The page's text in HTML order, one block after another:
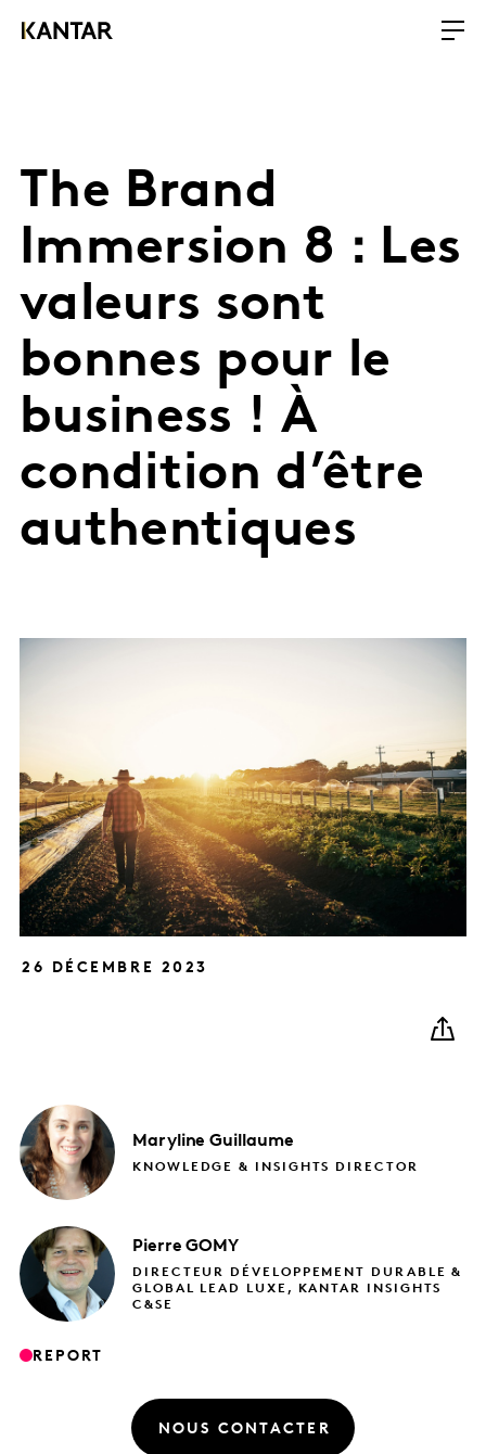
The Brand
Immersion 8 : Les
valeurs sont
bonnes pour le
business ! À
condition d’être
authentiques
26 DÉCEMBRE 2023
Maryline Guillaume
KNOWLEDGE & INSIGHTS DIRECTOR
Pierre GOMY
DIRECTEUR DÉVELOPPEMENT DURABLE &
GLOBAL LEAD LUXE, KANTAR INSIGHTS
C&SE
REPORT
NOUS CONTACTER